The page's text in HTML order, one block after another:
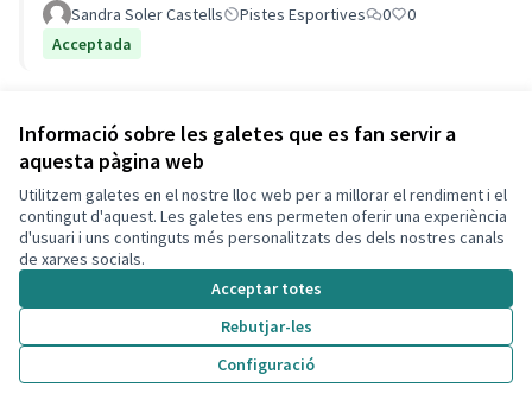
Informació sobre les galetes que es fan servir a
aquesta pàgina web
Utilitzem galetes en el nostre lloc web per a millorar el rendiment i el
contingut d'aquest. Les galetes ens permeten oferir una experiència
d'usuari i uns continguts més personalitzats des dels nostres canals
de xarxes socials.
Acceptar totes
Rebutjar-les
Configuració
Sandra Soler Castells Pistes Esportives 0
0
Acceptada
Veure totes les propostes retirades
Termes i condicions d'ús
Configuració de les galetes
Decidim Calafell a X
(Enllaç extern)
Decidim Calafell a Facebook
Decidim Calafell a YouTube
Decidim Calafell a GitHub
(Enllaç extern)
Web creada ambprogramari lliure .
Amb
(Enllaç